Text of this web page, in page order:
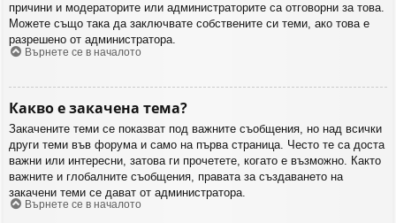
причини и модераторите или администраторите са отговорни за това.
Можете също така да заключвате собствените си теми, ако това е
разрешено от администратора.
Върнете се в началото
Какво е закачена тема?
Закачените теми се показват под важните съобщения, но над всички
други теми във форума и само на първа страница. Често те са доста
важни или интересни, затова ги прочетете, когато е възможно. Както
важните и глобалните съобщения, правата за създаването на
закачени теми се дават от администратора.
Върнете се в началото